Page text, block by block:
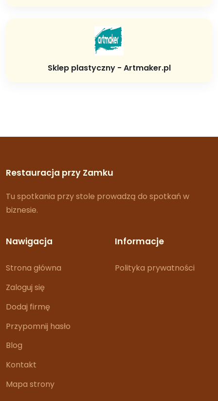
Sklep plastyczny - Artmaker.pl
Restauracja przy Zamku
Tu spotkania przy stole prowadzą do spotkań w
biznesie.
Nawigacja
Strona główna
Zaloguj się
Dodaj firmę
Przypomnij hasło
Blog
Kontakt
Mapa strony
Informacje
Polityka prywatności